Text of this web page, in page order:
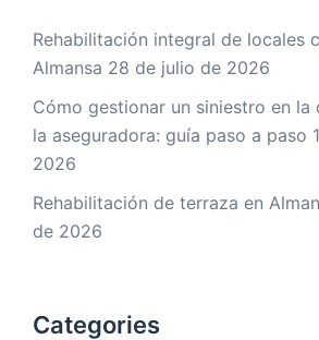
Rehabilitación integral de locales
Almansa 28 de julio de 2026
Cómo gestionar un siniestro en la
la aseguradora: guía paso a paso
2026
Rehabilitación de terraza en
de 2026
Categories